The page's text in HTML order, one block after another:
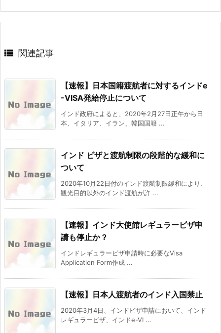
 関連記事
【速報】日本国籍渡航者に対するインドe
-VISA発給停止について
インド政府によると、2020年2月27日正午から日
本、イタリア、イラン、韓国国籍 ...
インド ビザと渡航制限の段階的な緩和に
ついて
2020年10月22日付のインド渡航制限緩和により、
観光目的以外のインド渡航が許 ...
【速報】インド大使館レギュラービザ申
請も停止か？
インドレギュラービザ申請時に必要なVisa
Application Form作成 ...
【速報】日本人渡航者のインド入国禁止
2020年3月4日、インドビザ申請において、インド
レギュラービザ、インドe-VI ...